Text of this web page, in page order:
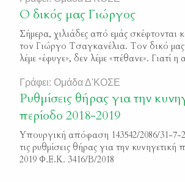
Ο δικός μας Γιώργος
Σήμερα, χιλιάδες από εμάς σκέφτονται
τον Γιώργο Τσαγκανέλια. Τον δικό
λέμε «έφυγε», δεν λέμε «πέθανε». Γιατί
ζωή κάποιες απώλειες, που δεν
τέτοια είναι και αυτή του Γιώργου
κόσμο των κυνηγών. Σε αυτούς […]
Γράφει: Ομάδα Δ'ΚΟΣΕ
Ρυθμίσεις θήρας για την
περίοδο 2018-2019
Υπουργική απόφαση 143542/2086/31-
τις ρυθμίσεις θήρας για την κυνηγετική
2019 Φ.Ε.Κ. 3416/Β/2018